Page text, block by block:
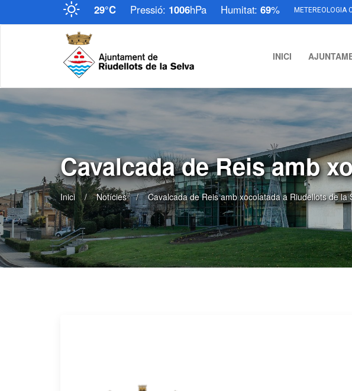
29°C Pressió: 1006hPa Humitat: 69% METEREOLOGIA
INICI
Cavalcada de Reis amb
Inici Notícies Cavalcada de Reis amb xocolatada a Riudellots de la